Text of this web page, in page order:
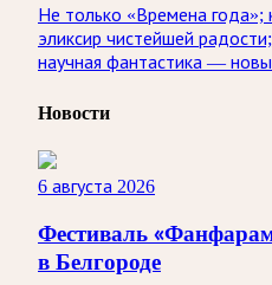
Не только «Времена года»;
эликсир чистейшей
научная фантастика —
Новости
6 августа 2026
Фестиваль
в Белгороде